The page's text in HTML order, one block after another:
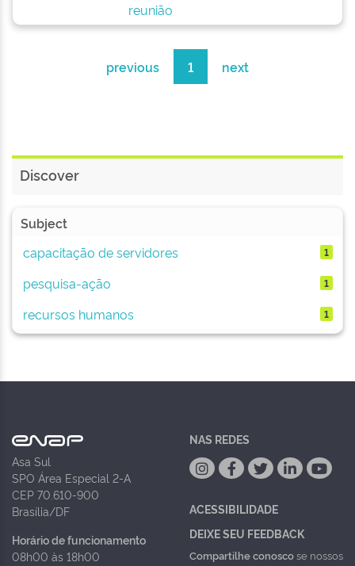
reunião
previous 1 next
Discover
Subject
capacitação de servidores
1
pesquisa-ação 1
recursos humanos 1
Asa Sul
SPO Área Especial 2-A
CEP 70.610-900
Brasília/DF
Horário de funcionamento
08h00 às 18h00
NAS REDES
ACESSIBILIDADE
DEIXE SEU FEEDBACK
Compartilhe conoscose nossos